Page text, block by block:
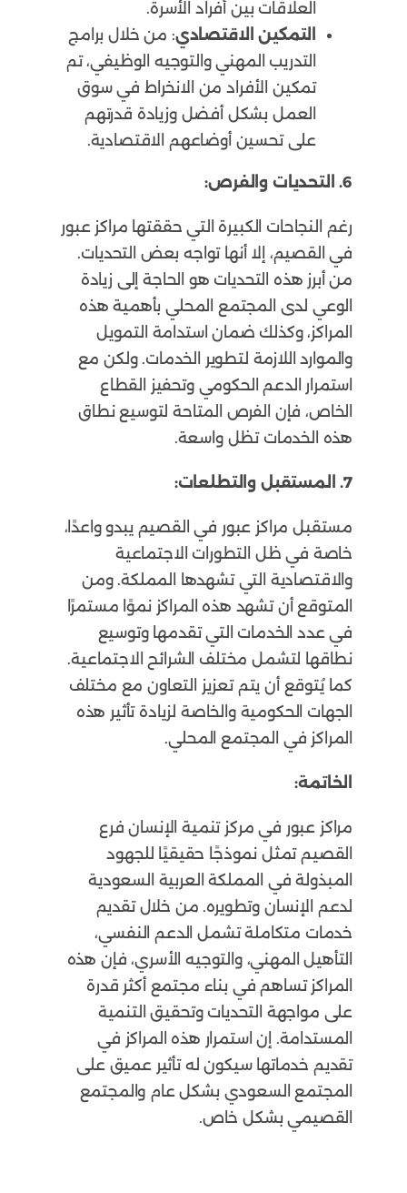
العلاقات بين أفراد الأسرة.
التمكين الاقتصادي: من خلال برامج
التدريب المهني والتوجيه الوظيفي، تم
تمكين الأفراد من الانخراط في سوق
العمل بشكل أفضل وزيادة قدرتهم
على تحسين أوضاعهم الاقتصادية.
6. التحديات والفرص:
رغم النجاحات الكبيرة التي حققتها مراكز عبور
في القصيم، إلا أنها تواجه بعض التحديات.
من أبرز هذه التحديات هو الحاجة إلى زيادة
الوعي لدى المجتمع المحلي بأهمية هذه
المراكز، وكذلك ضمان استدامة التمويل
والموارد اللازمة لتطوير الخدمات. ولكن مع
استمرار الدعم الحكومي وتحفيز القطاع
الخاص، فإن الفرص المتاحة لتوسيع نطاق
هذه الخدمات تظل واسعة.
7. المستقبل والتطلعات:
مستقبل مراكز عبور في القصيم يبدو واعدًا،
خاصة في ظل التطورات الاجتماعية
والاقتصادية التي تشهدها المملكة. ومن
المتوقع أن تشهد هذه المراكز نموًا مستمرًا
في عدد الخدمات التي تقدمها وتوسيع
نطاقها لتشمل مختلف الشرائح الاجتماعية.
كما يُتوقع أن يتم تعزيز التعاون مع مختلف
الجهات الحكومية والخاصة لزيادة تأثير هذه
المراكز في المجتمع المحلي.
الخاتمة:
مراكز عبور في مركز تنمية الإنسان فرع
القصيم تمثل نموذجًا حقيقيًا للجهود
المبذولة في المملكة العربية السعودية
لدعم الإنسان وتطويره. من خلال تقديم
خدمات متكاملة تشمل الدعم النفسي،
التأهيل المهني، والتوجيه الأسري، فإن هذه
المراكز تساهم في بناء مجتمع أكثر قدرة
على مواجهة التحديات وتحقيق التنمية
المستدامة. إن استمرار هذه المراكز في
تقديم خدماتها سيكون له تأثير عميق على
المجتمع السعودي بشكل عام والمجتمع
القصيمي بشكل خاص.